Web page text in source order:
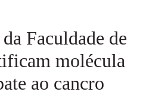
Faculdade de
molécula
ao cancro